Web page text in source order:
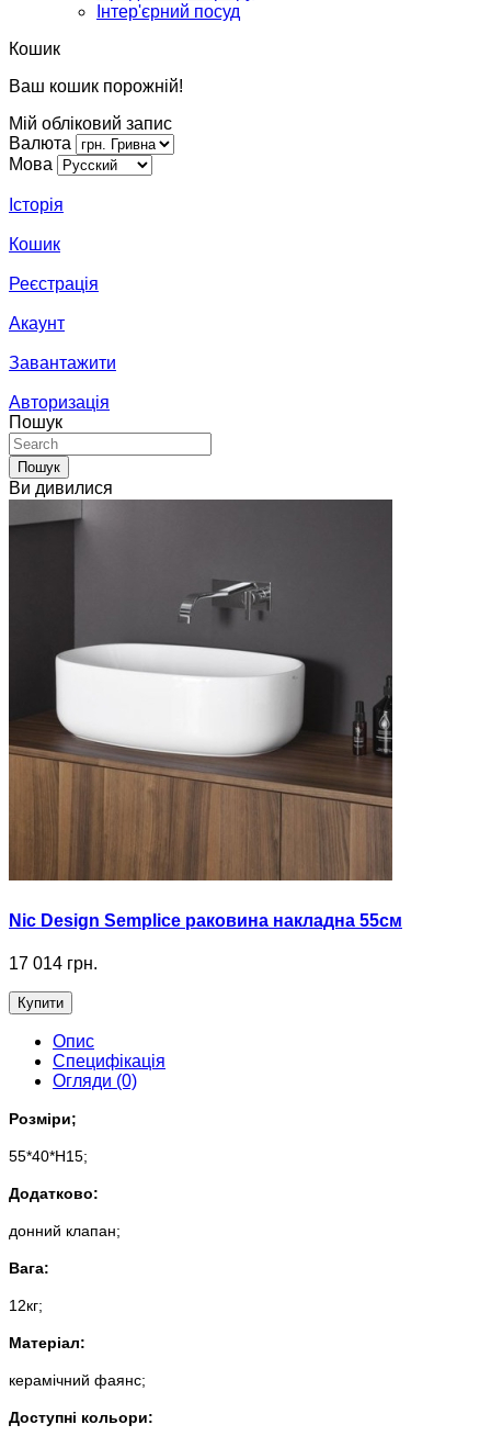
Інтер'єрний посуд
Кошик
Ваш кошик порожній!
Мій обліковий запис
Валюта
Мова
Історія
Кошик
Реєстрація
Акаунт
Завантажити
Авторизація
Пошук
Пошук
Ви дивилися
Nic Design Semplice раковина накладна 55см
17 014 грн.
Купити
Опис
Специфікація
Огляди (0)
Розміри;
55*40*H15;
Додатково:
донний клапан;
Вага:
12кг;
Матеріал:
керамічний фаянс;
Доступні кольори: